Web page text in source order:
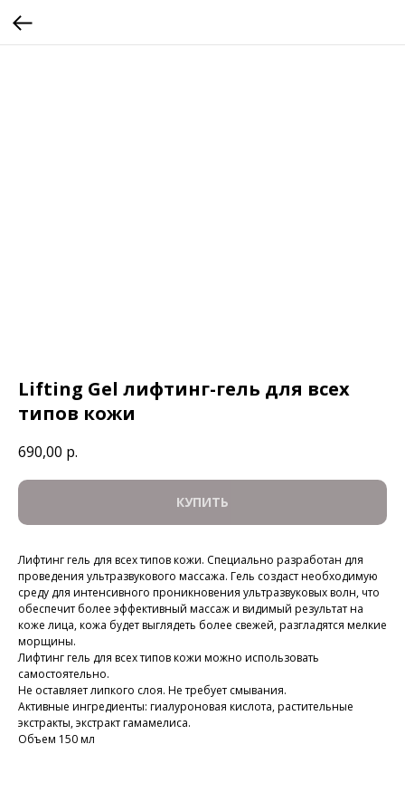
Lifting Gel лифтинг-гель для всех
типов кожи
690,00 р.
КУПИТЬ
Лифтинг гель для всех типов кожи. Специально разработан для
проведения ультразвукового массажа. Гель создаст необходимую
среду для интенсивного проникновения ультразвуковых волн, что
обеспечит более эффективный массаж и видимый результат на
коже лица, кожа будет выглядеть более свежей, разгладятся мелкие
морщины.
Лифтинг гель для всех типов кожи можно использовать
самостоятельно.
Не оставляет липкого слоя. Не требует смывания.
Активные ингредиенты: гиалуроновая кислота, растительные
экстракты, экстракт гамамелиса.
Объем 150 мл